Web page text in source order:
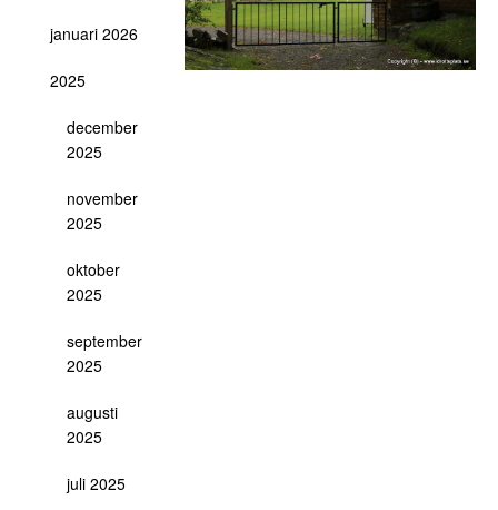
januari 2026
2025
december
2025
november
2025
oktober
2025
september
2025
augusti
2025
juli 2025